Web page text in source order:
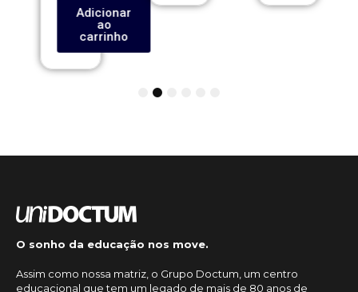
Adicionar
ao
carrinho
5
O sonho da educação nos move.
Assim como nossa matriz, o Grupo Doctum, um centro
educacional que tem um legado de mais de 80 anos de